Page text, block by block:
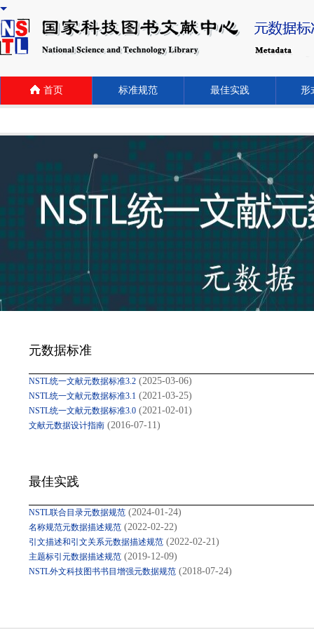
首页 标准规范 最佳实践 形
元数据标准
NSTL统一文献元数据标准3.2 (2025-03-06)
NSTL统一文献元数据标准3.1 (2021-03-25)
NSTL统一文献元数据标准3.0 (2021-02-01)
文献元数据设计指南 (2016-07-11)
最佳实践
NSTL联合目录元数据规范 (2024-01-24)
名称规范元数据描述规范 (2022-02-22)
引文描述和引文关系元数据描述规范 (2022-02-21)
主题标引元数据描述规范 (2019-12-09)
NSTL外文科技图书书目增强元数据规范 (2018-07-24)